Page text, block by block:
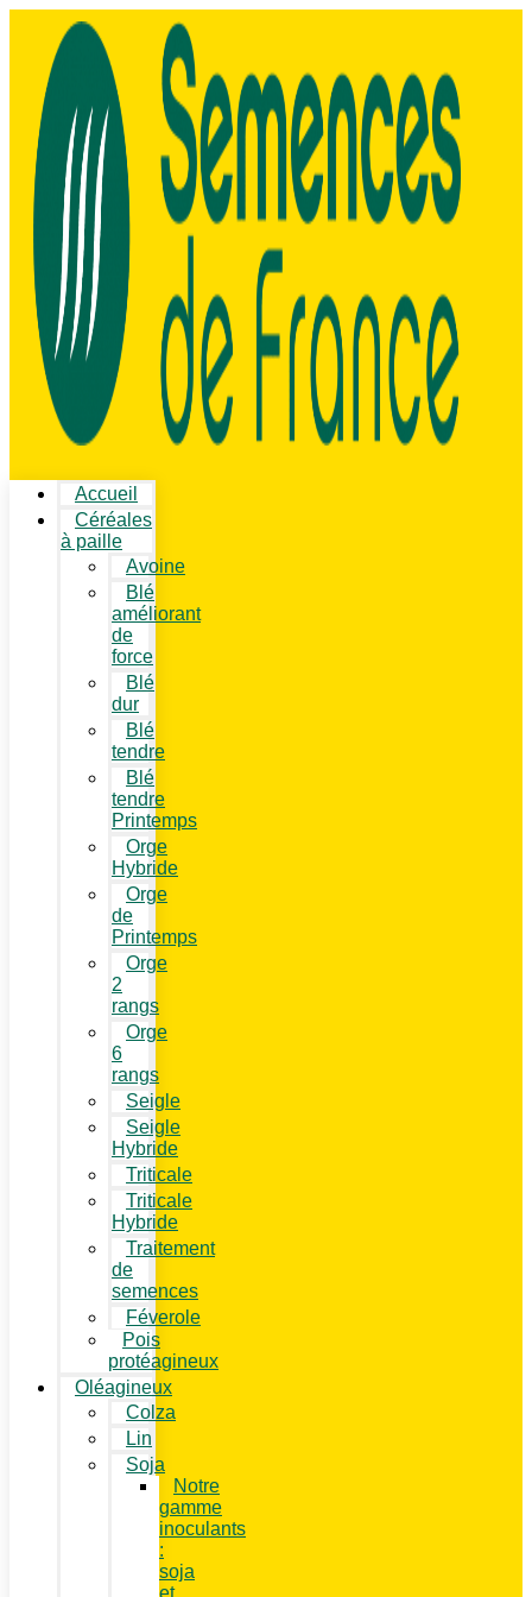
Accueil
Céréales
à paille
Avoine
Blé
améliorant
de
force
Blé
dur
Blé
tendre
Blé
tendre
Printemps
Orge
Hybride
Orge
de
Printemps
Orge
2
rangs
Orge
6
rangs
Seigle
Seigle
Hybride
Triticale
Triticale
Hybride
Traitement
de
semences
Féverole
Pois
protéagineux
Oléagineux
Colza
Lin
Soja
Notre
gamme
inoculants
:
soja
et